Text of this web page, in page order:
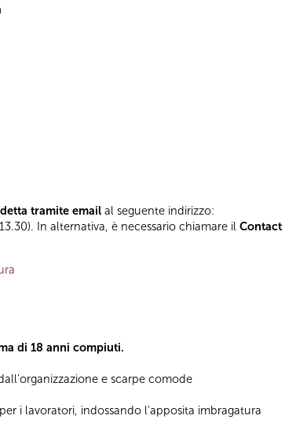
tramite email al seguente indirizzo:
In alternativa, è necessario chiamare il Contact
di 18 anni compiuti.
e scarpe comode
i lavoratori, indossando l'apposita imbragatura